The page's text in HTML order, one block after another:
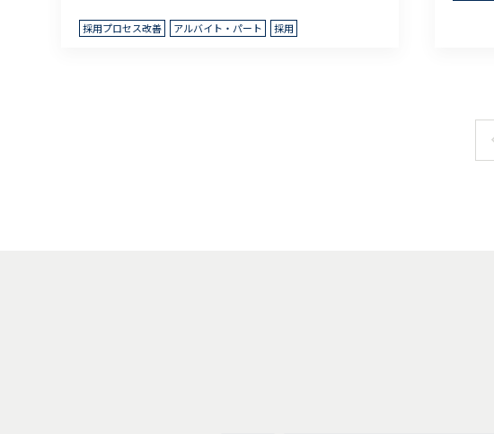
採用プロセス改善 アルバイト・パート 採用